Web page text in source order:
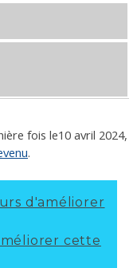
fois le10 avril 2024,
.
d'améliorer
cette